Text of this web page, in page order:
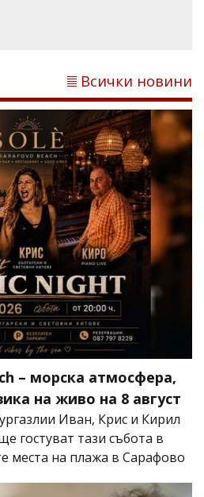
Всички новини
– морска атмосфера,
на живо на 8 август
Иван, Крис и Кирил
гостуват тази събота в
места на плажа в Сарафово